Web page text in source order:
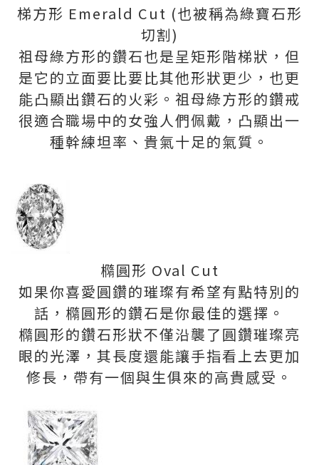
梯方形 Emerald Cut (也被稱為綠寶石形
切割)
祖母綠方形的鑽石也是呈矩形階梯狀，但
是它的立面要比要比其他形狀更少，也更
能凸顯出鑽石的火彩。祖母綠方形的鑽戒
很適合職場中的女強人們佩戴，凸顯出一
種幹練坦率、貴氣十足的氣質。
橢圓形 Oval Cut
如果你喜愛圓鑽的璀璨有希望有點特別的
話，橢圓形的鑽石是你最佳的選擇。
橢圓形的鑽石形狀不僅沿襲了圓鑽璀璨亮
眼的光澤，其長度還能讓手指看上去更加
修長，帶有一個與生俱來的高貴感受。